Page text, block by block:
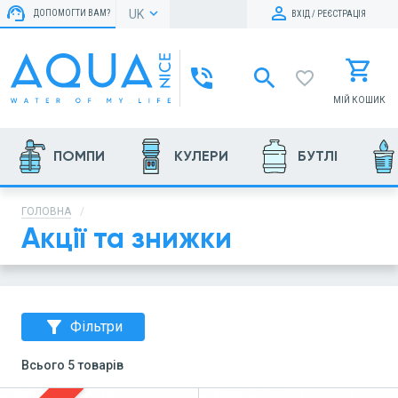
phone_in_talk search favorite_border
ВХІД / РЕЄСТРАЦІЯ
МІЙ КОШИК
support_agent ДОПОМОГТИ ВАМ? UK keyboard_arrow_down
ПОМПИ КУЛЕРИ БУТЛІ
ГОЛОВНА
Акції та знижки
filter_alt Фільтри
Всього 5 товарів